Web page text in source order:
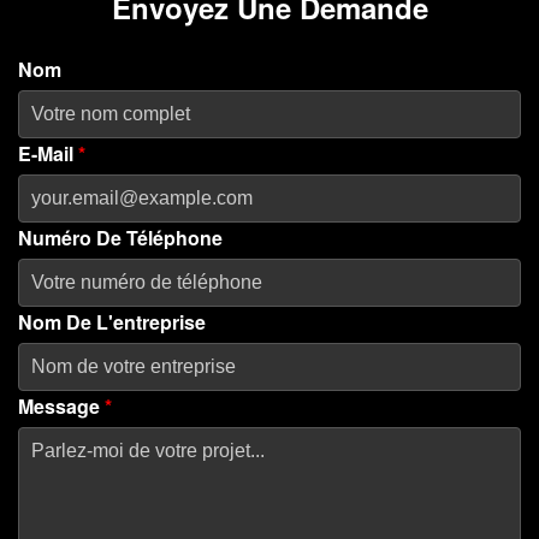
Nom
E-Mail*
Numéro De Téléphone
Nom De L'entreprise
Message*